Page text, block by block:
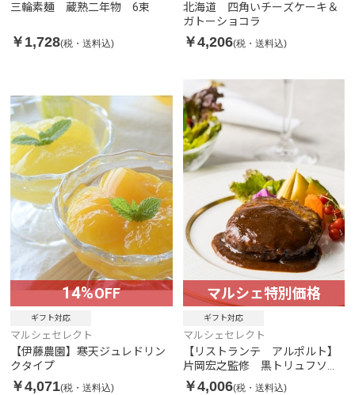
三輪素麺 蔵熟二年物 6束
￥1,728(税・送料込)
北海道 四角いチーズケーキ＆
ガトーショコラ
￥4,206(税・送料込)
14%OFF
ギフト対応
マルシェセレクト
【伊藤農園】寒天ジュレドリン
クタイプ
￥4,071(税・送料込)
マルシェ特別価格
ギフト対応
マルシェセレクト
【リストランテ アルポルト】
片岡宏之監修 黒トリュフソー
スハンバーグ6個
￥4,006(税・送料込)